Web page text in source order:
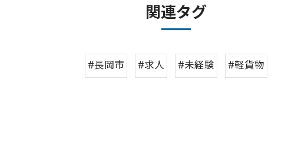
関連タグ
#長岡市 #求人 #未経験 #軽貨物